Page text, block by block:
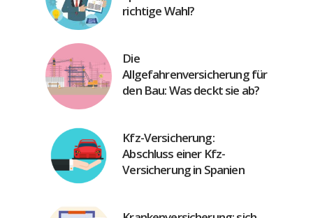
richtige Wahl?
Die
Allgefahrenversicherung für
den Bau: Was deckt sie ab?
Kfz-Versicherung:
Abschluss einer Kfz-
Versicherung in Spanien